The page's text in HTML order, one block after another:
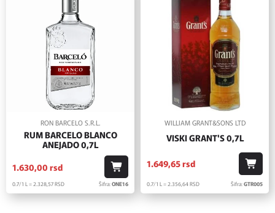
RON BARCELO S.R.L.
RUM BARCELO BLANCO
ANEJADO 0,7L
1.630,00 rsd
0.7/1 L = 2.328,57RSD Šifra:ONE16
WILLIAM GRANT&SONS LTD
VISKI GRANT'S 0,7L
1.649,65rsd
0.7/1 L = 2.356,64RSD Šifra:GTR005